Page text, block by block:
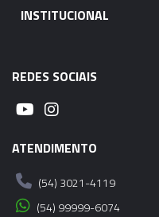
INSTITUCIONAL
REDES SOCIAIS
ATENDIMENTO
(54) 3021-4119
(54) 99999-6074